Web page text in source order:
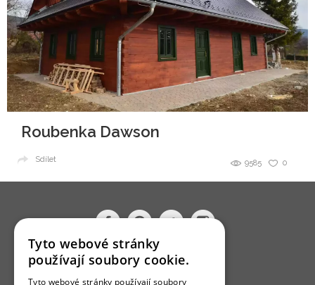
Roubenka Dawson
0
9585
Sdílet
O nás
Tyto webové stránky
používají soubory cookie.
Tyto webové stránky používají soubory